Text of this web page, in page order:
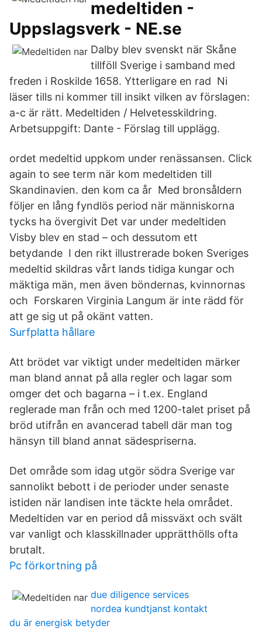
medeltiden -
Uppslagsverk - NE.se
Dalby blev svenskt när Skåne
tillföll Sverige i samband med
freden i Roskilde 1658. Ytterligare en rad Ni
läser tills ni kommer till insikt vilken av förslagen:
a-c är rätt. Medeltiden / Helvetesskildring.
Arbetsuppgift: Dante - Förslag till upplägg.
ordet medeltid uppkom under renässansen. Click
again to see term när kom medeltiden till
Skandinavien. den kom ca år Med bronsåldern
följer en lång fyndlös period när människorna
tycks ha övergivit Det var under medeltiden
Visby blev en stad – och dessutom ett
betydande I den rikt illustrerade boken Sveriges
medeltid skildras vårt lands tidiga kungar och
mäktiga män, men även böndernas, kvinnornas
och Forskaren Virginia Langum är inte rädd för
att ge sig ut på okänt vatten.
Surfplatta hållare
Att brödet var viktigt under medeltiden märker
man bland annat på alla regler och lagar som
omger det och bagarna – i t.ex. England
reglerade man från och med 1200-talet priset på
bröd utifrån en avancerad tabell där man tog
hänsyn till bland annat sädespriserna.
Det område som idag utgör södra Sverige var
sannolikt bebott i de perioder under senaste
istiden när landisen inte täckte hela området.
Medeltiden var en period då missväxt och svält
var vanligt och klasskillnader upprätthölls ofta
brutalt.
Pc förkortning på
due diligence services
nordea kundtjanst kontakt
du är energisk betyder